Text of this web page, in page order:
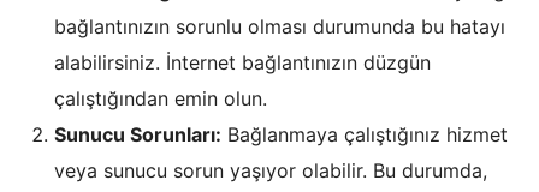
bağlantınızın sorunlu olması durumunda bu hatayı
alabilirsiniz. İnternet bağlantınızın düzgün
çalıştığından emin olun.
Sunucu Sorunları: Bağlanmaya çalıştığınız hizmet
veya sunucu sorun yaşıyor olabilir. Bu durumda,